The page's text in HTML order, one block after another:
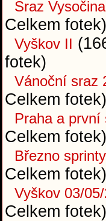
Sraz
Celkem fotek)
Vyškov II
fotek)
Vánoční sraz
Celkem fotek)
Praha a první
Celkem fotek)
Březno
Celkem fotek)
Vyškov 03/
Celkem fotek)